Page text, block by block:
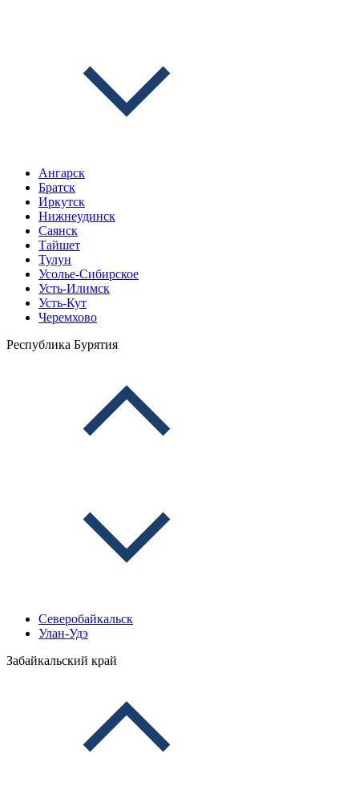
Ангарск
Братск
Иркутск
Нижнеудинск
Саянск
Тайшет
Тулун
Усолье-Сибирское
Усть-Илимск
Усть-Кут
Черемхово
Республика Бурятия
Северобайкальск
Улан-Удэ
Забайкальский край